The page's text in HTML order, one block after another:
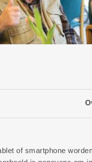
of smartphone